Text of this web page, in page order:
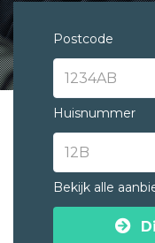
Postcode
Huisnummer
Bekijk alle